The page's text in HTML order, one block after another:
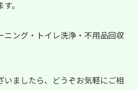
。
ニング・トイレ洗浄・不用品回収
いましたら、どうぞお気軽にご相